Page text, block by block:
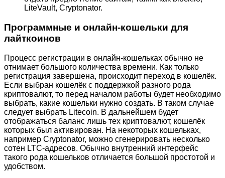
LiteVault, Cryptonator.
Программные и онлайн-кошельки для
лайткоинов
Процесс регистрации в онлайн-кошельках обычно не
отнимает большого количества времени. Как только
регистрация завершена, происходит переход в кошелёк.
Если выбран кошелёк с поддержкой разного рода
криптовалют, то перед началом работы будет необходимо
выбрать, какие кошельки нужно создать. В таком случае
следует выбрать Litecoin. В дальнейшем будет
отображаться баланс лишь тех криптовалют, кошелёк
которых был активирован. На некоторых кошельках,
например Cryptonator, можно сгенерировать несколько
сотен LTC-адресов. Обычно внутренний интерфейс
такого рода кошельков отличается большой простотой и
удобством.